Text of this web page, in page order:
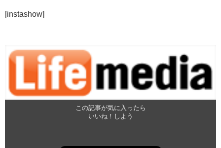
[instashow]
この記事が気に入ったら
いいね！しよう